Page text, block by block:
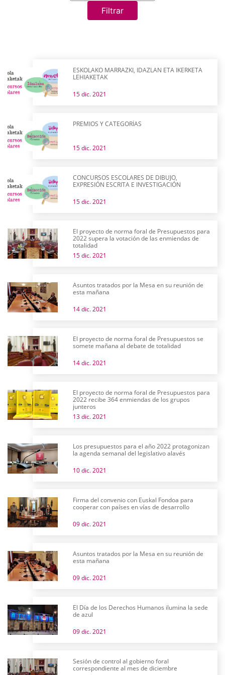
Filtrar
ESKOLAKO MARRAZKI, IDAZLAN ETA IKERKETA
LEHIAKETAK
15 dic. 2021
PREMIOS Y CATEGORÍAS
15 dic. 2021
CONCURSOS ESCOLARES DE DIBUJO,
EXPRESIÓN ESCRITA E INVESTIGACIÓN
15 dic. 2021
El proyecto de norma foral de Presupuestos para
2022 supera la votación de las enmiendas de
totalidad
15 dic. 2021
Asuntos tratados por la Mesa en su reunión de
esta mañana
14 dic. 2021
El proyecto de norma foral de Presupuestos se
somete mañana al debate de totalidad
14 dic. 2021
El proyecto de norma foral de Presupuestos para
2022 recibe 364 enmiendas de los grupos
junteros
13 dic. 2021
Los presupuestos para el año 2022 protagonizan
la agenda semanal del legislativo alavés
10 dic. 2021
Firma del convenio con Euskal Fondoa para
cooperar con países en vías de desarrollo
09 dic. 2021
Asuntos tratados por la Mesa en su reunión de
esta mañana
09 dic. 2021
El Día de los Derechos Humanos ilumina la sede
de azul
09 dic. 2021
Sesión de control al gobierno foral
correspondiente al mes de diciembre